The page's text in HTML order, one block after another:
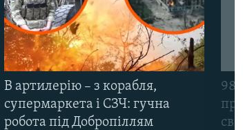
В артилерію – з корабля,
супермаркета і СЗЧ: гучна
робота під Добропіллям
98-